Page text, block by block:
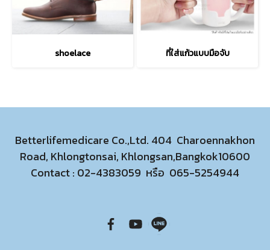
shoelace ที่ใส่แก้วแบบมือจับ
Betterlifemedicare Co.,Ltd. 404 Charoennakhon
Road, Khlongtonsai, Khlongsan,Bangkok10600
Contact : 02-4383059 หรือ 065-5254944